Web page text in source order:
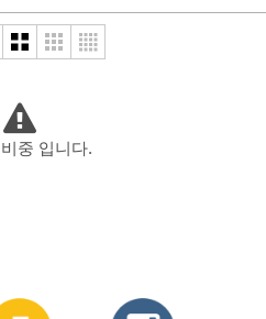
중 입니다.